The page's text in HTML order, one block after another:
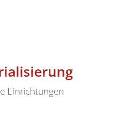
Einrichtungen